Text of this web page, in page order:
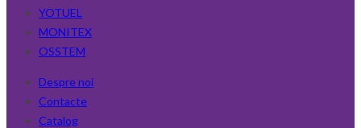
YOTUEL
MONITEX
OSSTEM
Despre noi
Contacte
Catalog